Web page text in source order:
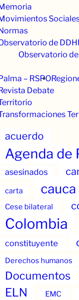
de
Observatorio
– RSPO
Debate
acuerdo
Agenda de
asesinados
carta cauca
Cese bilateral
Colombia
constituyente
Derechos humanos
Documentos
ELN EMC